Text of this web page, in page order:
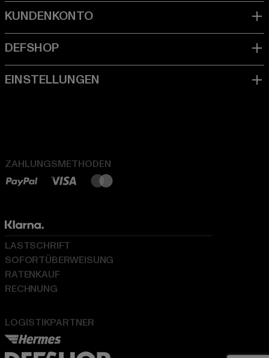
ZAHLUNGSMETHODEN
LOGISTIKPARTNER
LASTSCHRIFT
SOFORTÜBERWEISUNG
RATENKAUF
RECHNUNG